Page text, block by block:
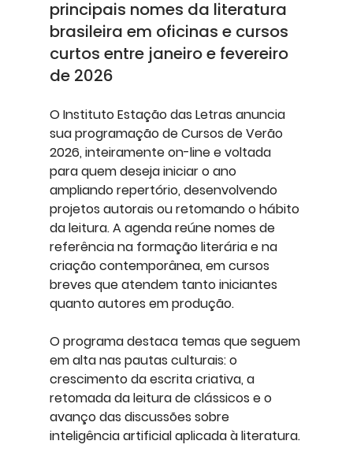
principais nomes da literatura
brasileira em oficinas e cursos
curtos entre janeiro e fevereiro
de 2026
O Instituto Estação das Letras anuncia
sua programação de Cursos de Verão
2026, inteiramente on-line e voltada
para quem deseja iniciar o ano
ampliando repertório, desenvolvendo
projetos autorais ou retomando o hábito
da leitura. A agenda reúne nomes de
referência na formação literária e na
criação contemporânea, em cursos
breves que atendem tanto iniciantes
quanto autores em produção.
O programa destaca temas que seguem
em alta nas pautas culturais: o
crescimento da escrita criativa, a
retomada da leitura de clássicos e o
avanço das discussões sobre
inteligência artificial aplicada à literatura.